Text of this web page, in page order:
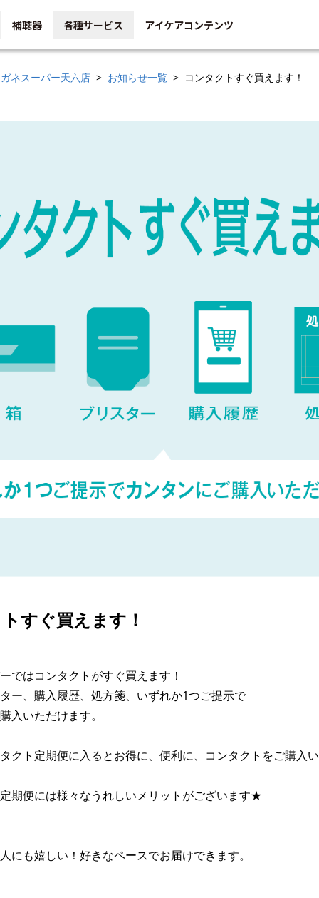
補聴器 各種サービス アイケアコンテンツ
ネスーパー天六店 お知らせ一覧 コンタクトすぐ買えます！
すぐ買えます！
ではコンタクトがすぐ買えます！
ー、購入履歴、処方箋、いずれか1つご提示で
入いただけます。
クト定期便に入るとお得に、便利に、コンタクトをご購入
期便には様々なうれしいメリットがございます★
にも嬉しい！好きなペースでお届けできます。